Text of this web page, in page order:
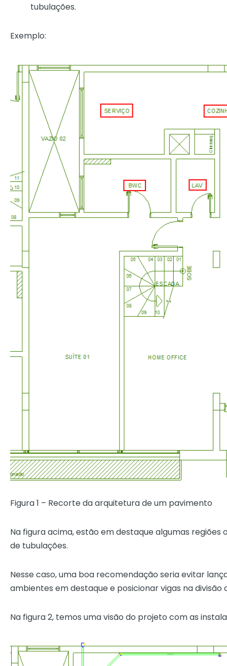
tubulações.
Exemplo:
Figura 1 – Recorte da arquitetura de um pavimento
Na figura acima, estão em destaque algumas
de tubulações.
Nesse caso, uma boa recomendação seria evitar
ambientes em destaque e posicionar vigas na divisão
Na figura 2, temos uma visão do projeto com as